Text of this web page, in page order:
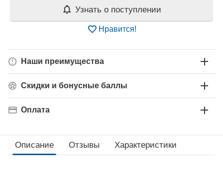
Узнать о поступлении
Нравится!
Наши преимущества
Скидки и бонусные баллы
Оплата
Описание Отзывы Характеристики